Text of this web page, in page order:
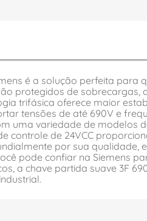
é a solução perfeita
protegidos de
trifásica oferece maior
tensões de até 690V e
uma variedade de modelos
controle de 24VCC
por sua qualidade, e
pode confiar na Siemens
chave partida suave 3F